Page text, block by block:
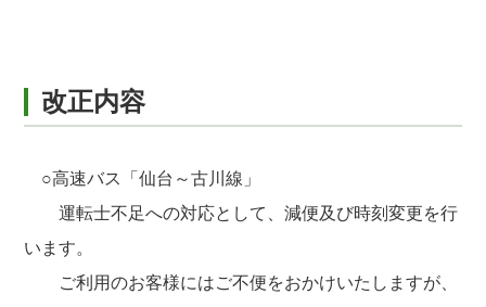
改正内容
○高速バス「仙台～古川線」
運転士不足への対応として、減便及び時刻変更を行
います。
ご利用のお客様にはご不便をおかけいたしますが、